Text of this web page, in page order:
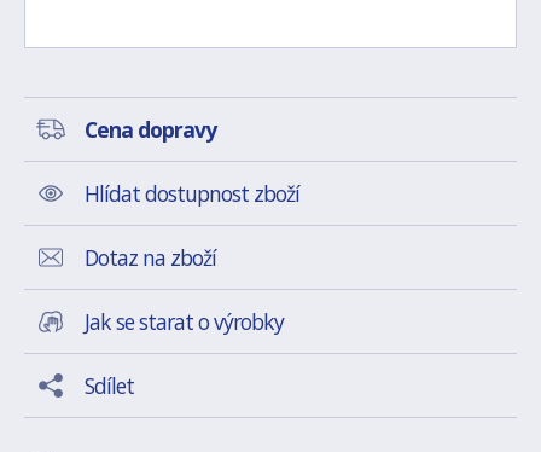
Cena dopravy
Hlídat dostupnost zboží
Dotaz na zboží
Jak se starat o výrobky
Sdílet